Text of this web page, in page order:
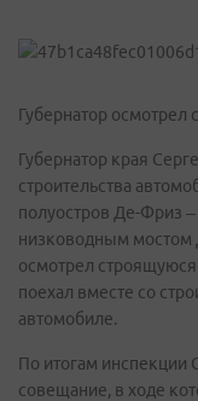
Губернатор осмотрел
Губернатор края
строительства
полуостров Де-Фриз –
низководным мостом
осмотрел строящуюся
поехал вместе со
автомобиле.
По итогам инспекции
совещание, в ходе